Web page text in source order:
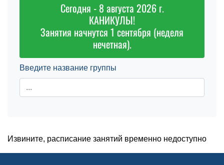
Сегодня - 8 августа 2026 г.
КАНИКУЛЫ!
Занятия начнутся 1 сентября (неделя
нечетная).
Введите название группы
Извините, расписание занятий временно недоступно